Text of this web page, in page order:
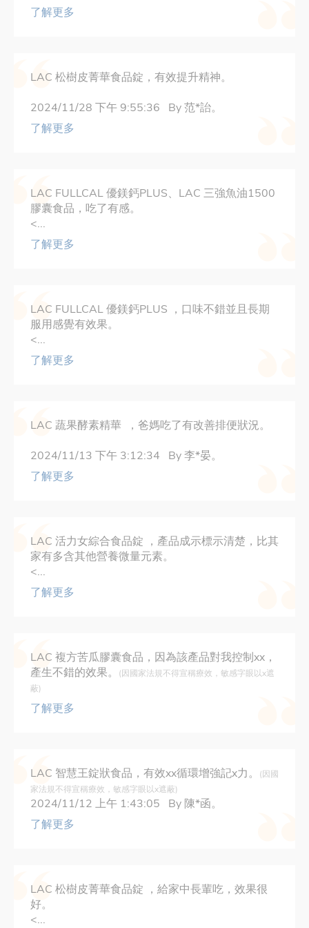
了解更多
LAC 松樹皮菁華食品錠，有效提升精神。
2024/11/28 下午 9:55:36 By 范*詒。
了解更多
LAC FULLCAL 優鎂鈣PLUS、LAC 三強魚油1500
膠囊食品，吃了有感。
<...
了解更多
LAC FULLCAL 優鎂鈣PLUS ，口味不錯並且長期
服用感覺有效果。
<...
了解更多
LAC 蔬果酵素精華 ，爸媽吃了有改善排便狀況。
2024/11/13 下午 3:12:34 By 李*晏。
了解更多
LAC 活力女綜合食品錠 ，產品成示標示清楚，比其
家有多含其他營養微量元素。
<...
了解更多
LAC 複方苦瓜膠囊食品，因為該產品對我控制xx，
產生不錯的效果。
(因國家法規不得宣稱療效，敏感字眼以x遮
蔽)
了解更多
LAC 智慧王錠狀食品，有效xx循環增強記x力。
(因國
家法規不得宣稱療效，敏感字眼以x遮蔽)
2024/11/12 上午 1:43:05 By 陳*函。
了解更多
LAC 松樹皮菁華食品錠 ，給家中長輩吃，效果很
好。
<...